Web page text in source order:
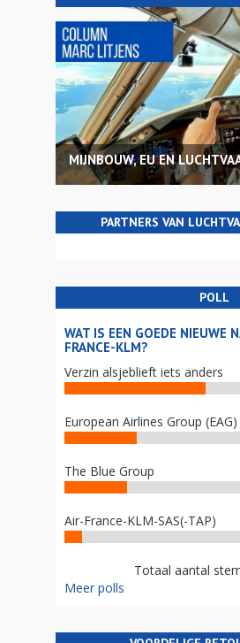
MIJNBOUW, EU EN
PARTNERS VAN
POLL
WAT IS EEN GOEDE NIEUWE
FRANCE-KLM?
Verzin alsjeblieft iets anders
European Airlines Group (EAG)
The Blue Group
Air-France-KLM-SAS(-TAP)
Totaal aantal
Meer polls